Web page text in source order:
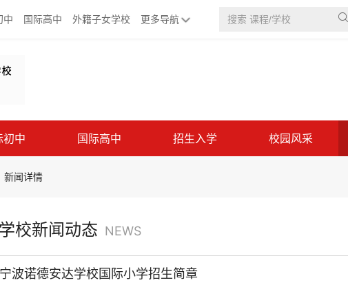
中 国际高中 外籍子女学校 更多导航 
初中 国际高中 招生入学 校园风采
新闻详情
校新闻动态 NEWS
宁波诺德安达学校国际小学招生简章